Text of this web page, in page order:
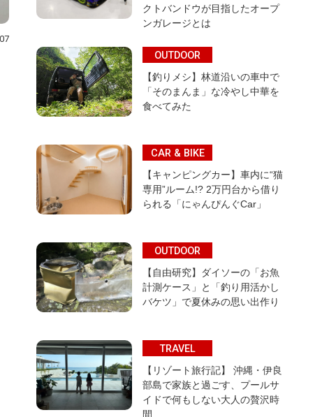
クトバンドウが目指したオープ
ンガレージとは
OUTDOOR
【釣りメシ】林道沿いの車中で
「そのまんま」な冷やし中華を
食べてみた
CAR & BIKE
【キャンピングカー】車内に“猫
専用”ルーム!? 2万円台から借り
られる「にゃんぴんぐCar」
OUTDOOR
【自由研究】ダイソーの「お魚
計測ケース」と「釣り用活かし
バケツ」で夏休みの思い出作り
TRAVEL
【リゾート旅行記】 沖縄・伊良
部島で家族と過ごす、プールサ
イドで何もしない大人の贅沢時
間